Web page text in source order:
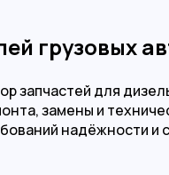
грузовых
запчастей для
замены и
надёжности и